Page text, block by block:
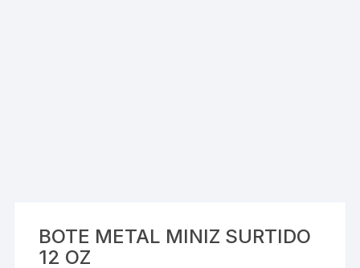
BOTE METAL MINIZ SURTIDO
12 OZ